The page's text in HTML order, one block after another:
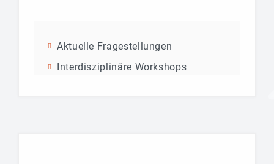
Aktuelle Fragestellungen
Interdisziplinäre Workshops